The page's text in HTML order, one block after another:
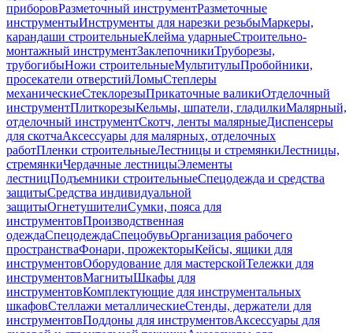
приборовРазметочный инструментРазметочные
инструментыИнструменты для нарезки резьбыМаркеры,
карандаши строительныеКлейма ударныеСтроительно-
монтажный инструментЗаклепочникиТруборезы,
трубогибыНожи строительныеМультитулыПробойники,
просекатели отверстийЛомыСтеплеры
механическиеСтеклорезыПрикаточные валикиОтделочный
инструментПлиткорезыКельмы, шпатели, гладилкиМалярный,
отделочный инструментСкотч, ленты малярныеДиспенсеры
для скотчаАксессуары для малярных, отделочных
работПленки строительныеЛестницы и стремянкиЛестницы,
стремянкиЧердачные лестницыЭлементы
лестницПодъемники строительныеСпецодежда и средства
защитыСредства индивидуальной
защитыОгнетушителиСумки, пояса для
инструментовПроизводственная
одеждаСпецодеждаСпецобувьОрганизация рабочего
пространстваФонари, прожекторыКейсы, ящики для
инструментовОборудование для мастерскойТележки для
инструментовМагнитыШкафы для
инструментовКомплектующие для инструментальных
шкафовСтеллажи металлическиеСтенды, держатели для
инструментовПоддоны для инструментовАксессуары для